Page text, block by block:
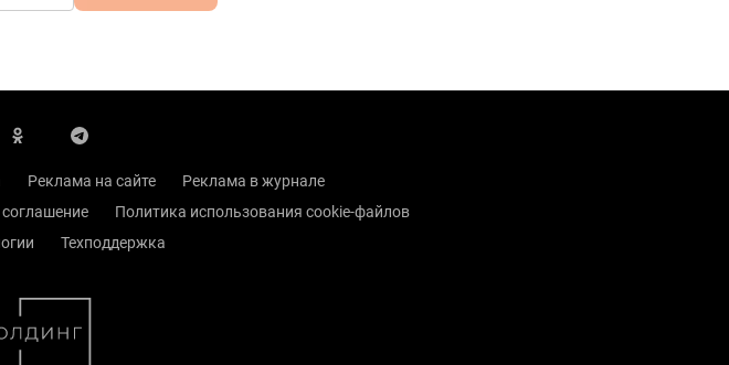
Реклама на сайте
Реклама в журнале
Политика использования cookie-файлов
Техподдержка